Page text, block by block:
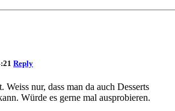
Reply
nur, dass man da auch Desserts
Würde es gerne mal ausprobieren.